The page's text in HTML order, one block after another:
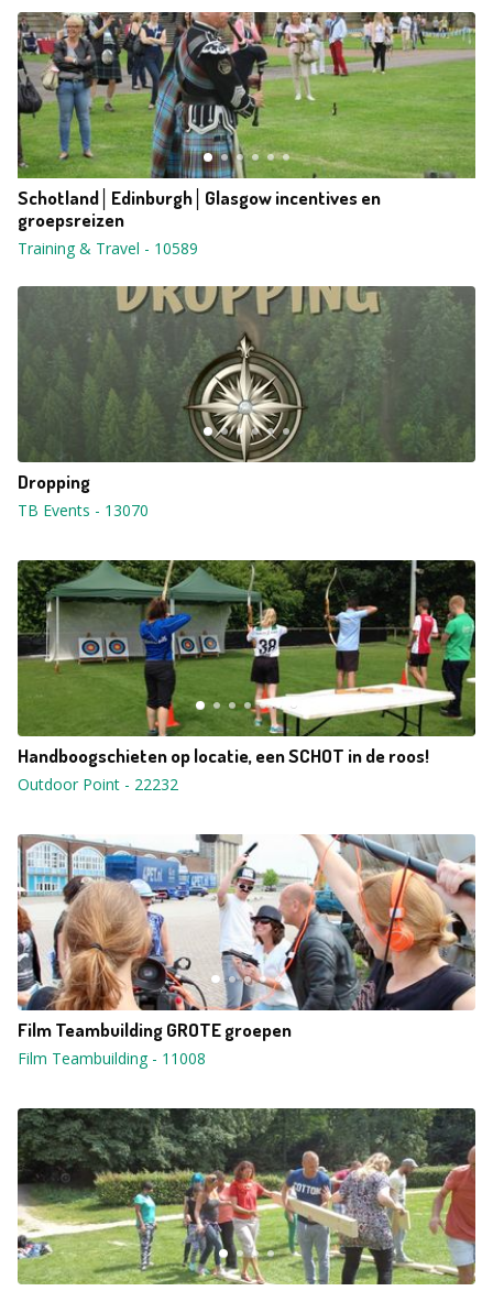
Schotland│Edinburgh│Glasgow incentives en
groepsreizen
Training & Travel - 10589
Dropping
TB Events - 13070
Handboogschieten op locatie, een SCHOT in de roos!
Outdoor Point - 22232
Film Teambuilding GROTE groepen
Film Teambuilding- 11008